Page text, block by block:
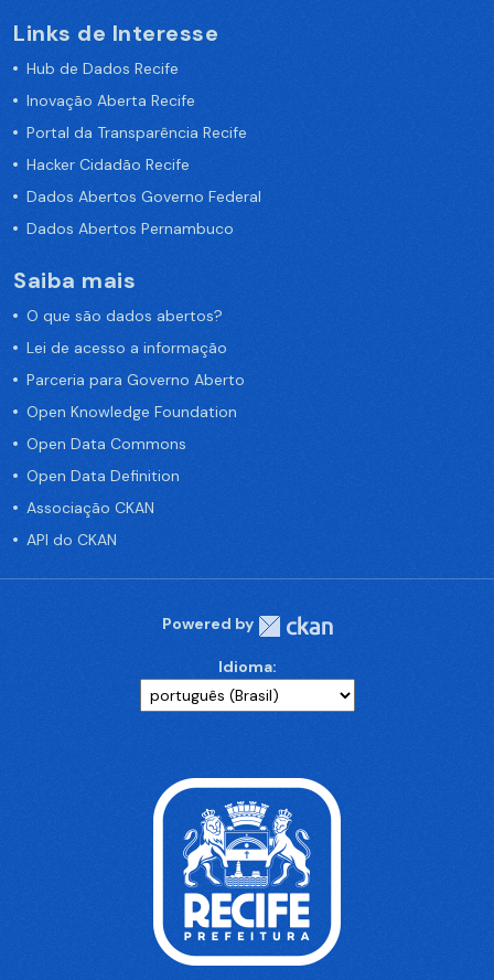
Links de Interesse
Hub de Dados Recife
Inovação Aberta Recife
Portal da Transparência Recife
Hacker Cidadão Recife
Dados Abertos Governo Federal
Dados Abertos Pernambuco
Saiba mais
O que são dados abertos?
Lei de acesso a informação
Parceria para Governo Aberto
Open Knowledge Foundation
Open Data Commons
Open Data Definition
Associação CKAN
API do CKAN
Powered by
Idioma